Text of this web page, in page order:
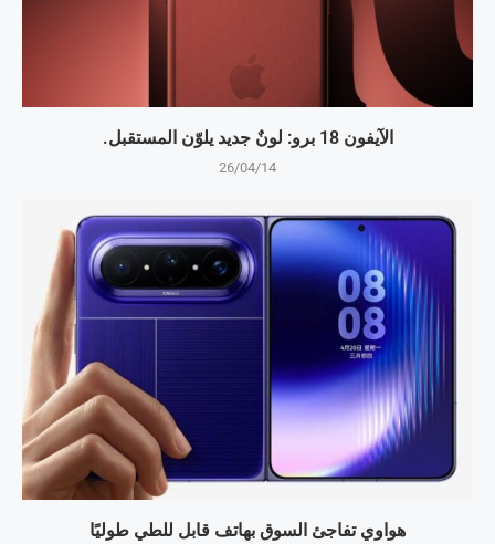
الآيفون 18 برو: لونٌ جديد يلوّن المستقبل.
26/04/14
هواوي تفاجئ السوق بهاتف قابل للطي طوليًا